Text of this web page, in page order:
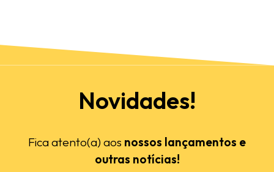
Novidades!
Fica atento(a) aos nossos lançamentos e
outras notícias!